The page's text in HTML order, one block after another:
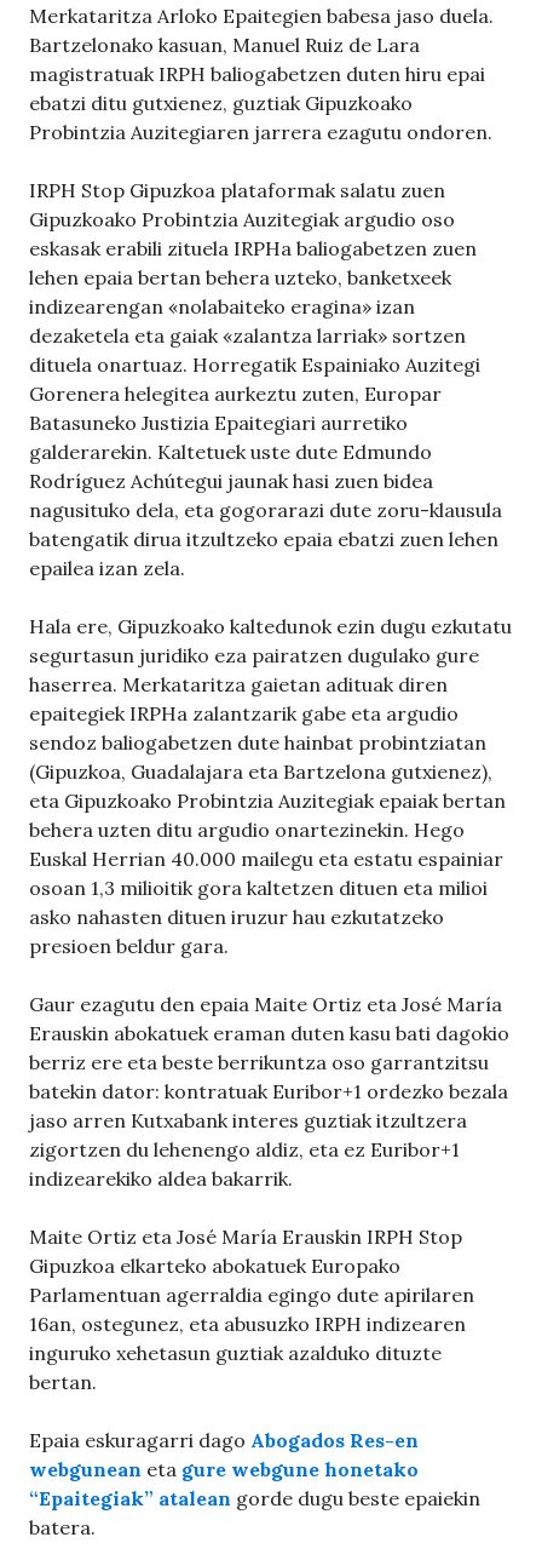
Merkataritza Arloko Epaitegien babesa jaso duela.
Bartzelonako kasuan, Manuel Ruiz de Lara
magistratuak IRPH baliogabetzen duten hiru epai
ebatzi ditu gutxienez, guztiak Gipuzkoako
Probintzia Auzitegiaren jarrera ezagutu ondoren.
IRPH Stop Gipuzkoa plataformak salatu zuen
Gipuzkoako Probintzia Auzitegiak argudio oso
eskasak erabili zituela IRPHa baliogabetzen zuen
lehen epaia bertan behera uzteko, banketxeek
indizearengan «nolabaiteko eragina» izan
dezaketela eta gaiak «zalantza larriak» sortzen
dituela onartuaz. Horregatik Espainiako Auzitegi
Gorenera helegitea aurkeztu zuten, Europar
Batasuneko Justizia Epaitegiari aurretiko
galderarekin. Kaltetuek uste dute Edmundo
Rodríguez Achútegui jaunak hasi zuen bidea
nagusituko dela, eta gogorarazi dute zoru-klausula
batengatik dirua itzultzeko epaia ebatzi zuen lehen
epailea izan zela.
Hala ere, Gipuzkoako kaltedunok ezin dugu ezkutatu
segurtasun juridiko eza pairatzen dugulako gure
haserrea. Merkataritza gaietan adituak diren
epaitegiek IRPHa zalantzarik gabe eta argudio
sendoz baliogabetzen dute hainbat probintziatan
(Gipuzkoa, Guadalajara eta Bartzelona gutxienez),
eta Gipuzkoako Probintzia Auzitegiak epaiak bertan
behera uzten ditu argudio onartezinekin. Hego
Euskal Herrian 40.000 mailegu eta estatu espainiar
osoan 1,3 milioitik gora kaltetzen dituen eta milioi
asko nahasten dituen iruzur hau ezkutatzeko
presioen beldur gara.
Gaur ezagutu den epaia Maite Ortiz eta José María
Erauskin abokatuek eraman duten kasu bati dagokio
berriz ere eta beste berrikuntza oso garrantzitsu
batekin dator: kontratuak Euribor+1 ordezko bezala
jaso arren Kutxabank interes guztiak itzultzera
zigortzen du lehenengo aldiz, eta ez Euribor+1
indizearekiko aldea bakarrik.
Maite Ortiz eta José María Erauskin IRPH Stop
Gipuzkoa elkarteko abokatuek Europako
Parlamentuan agerraldia egingo dute apirilaren
16an, ostegunez, eta abusuzko IRPH indizearen
inguruko xehetasun guztiak azalduko dituzte
bertan.
Epaia eskuragarri dago Abogados Res-en
webgunean eta gure webgune honetako
“Epaitegiak” atalean gorde dugu beste epaiekin
batera.